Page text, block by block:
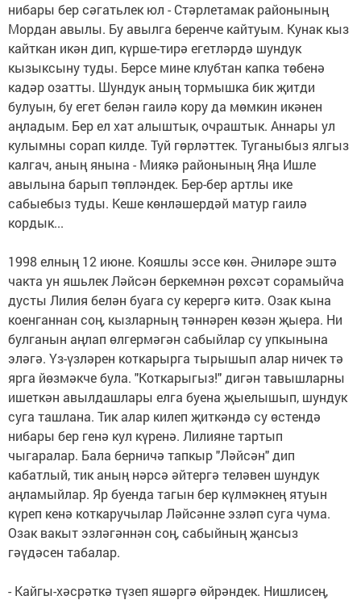
нибары бер сәгатьлек юл - Стәрлетамак районының
Мордан авылы. Бу авылга беренче кайтуым. Кунак кыз
кайткан икән дип, күрше-тирә егетләрдә шундук
кызыксыну туды. Берсе мине клубтан капка төбенә
кадәр озатты. Шундук аның тормышка бик җитди
булуын, бу егет белән гаилә кору да мөмкин икәнен
аңладым. Бер ел хат алыштык, очраштык. Аннары ул
кулымны сорап килде. Туй гөрләттек. Туганыбыз ялгыз
калгач, аның янына - Миякә районының Яңа Ишле
авылына барып төпләндек. Бер-бер артлы ике
сабыебыз туды. Кеше көнләшердәй матур гаилә
кордык...
1998 елның 12 июне. Кояшлы эссе көн. Әниләре эштә
чакта ун яшьлек Ләйсән беркемнән рөхсәт сорамыйча
дусты Лилия белән буага су керергә китә. Озак кына
коенганнан соң, кызларның тәннәрен көзән җыера. Ни
булганын аңлап өлгермәгән сабыйлар су упкынына
эләгә. Үз-үзләрен коткарырга тырышып алар ничек тә
ярга йөзмәкче була. "Коткарыгыз!" дигән тавышларны
ишеткән авылдашлары елга буена җыелышып, шундук
суга ташлана. Тик алар килеп җиткәндә су өстендә
нибары бер генә кул күренә. Лилияне тартып
чыгаралар. Бала берничә тапкыр "Ләйсән" дип
кабатлый, тик аның нәрсә әйтергә теләвен шундук
аңламыйлар. Яр буенда тагын бер күлмәкнең ятуын
күреп кенә коткаручылар Ләйсәнне эзләп суга чума.
Озак вакыт эзләгәннән соң, сабыйның җансыз
гәүдәсен табалар.
- Кайгы-хәсрәткә түзеп яшәргә өйрәндек. Нишлисең,